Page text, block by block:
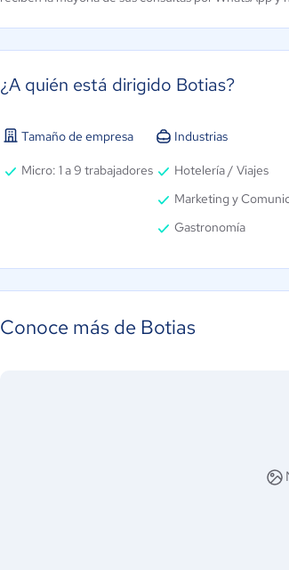
¿A quién está dirigido Botias?
Tamaño de empresa
Micro: 1 a 9 trabajadores
Industrias
Hotelería / Viajes
Marketing y
Gastronomía
Conoce más de Botias